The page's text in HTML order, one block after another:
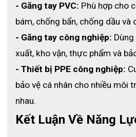
4. Ứng dụng của găng tay
⚙️ Ngành công nghiệp khuyến nghị
- Hóa chất
- Chế biến thực phẩm
- Nông nghiệp
- Điện tử
- Phòng thí nghiệm
- Găng tay PVC: Phù hợp cho
bám, chống bẩn, chống dầu và
- Găng tay công nghiệp:
xuất, kho vận, thực phẩm và
- Thiết bị PPE công nghiệp:
bảo vệ cá nhân cho nhiều môi
nhau.
Kết Luận Về Năng